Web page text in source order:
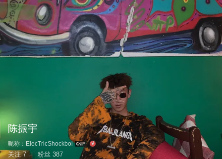
陈振宇
昵称： ElecTricShockboi
关注 7 | 粉丝 387